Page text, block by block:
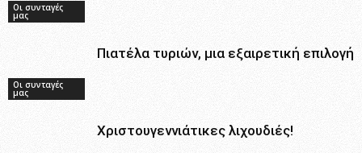
Οι συνταγές
μας
Οι συνταγές
μας
Πιατέλα τυριών, μια εξαιρετική επιλογή
Χριστουγεννιάτικες λιχουδιές!